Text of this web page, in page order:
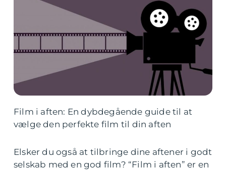
Film i aften: En dybdegående guide til at
vælge den perfekte film til din aften
Elsker du også at tilbringe dine aftener i godt
selskab med en god film? “Film i aften” er en